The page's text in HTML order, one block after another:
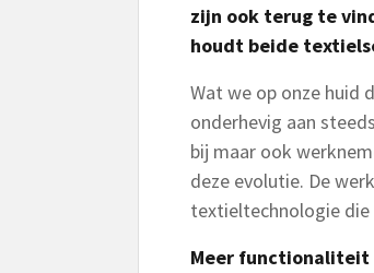
zijn ook terug te
houdt beide
Wat we op onze huid
onderhevig aan
bij maar ook
deze evolutie. De
textieltechnologie
Meer